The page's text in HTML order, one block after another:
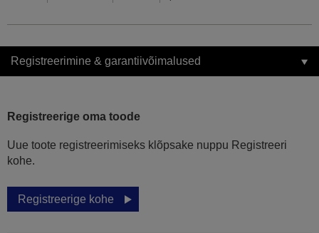
Registreerimine & garantiivõimalused
Registreerige oma toode
Uue toote registreerimiseks klõpsake nuppu Registreeri
kohe.
Registreerige kohe